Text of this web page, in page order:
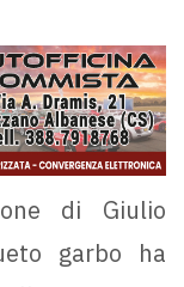
di Giulio
garbo ha